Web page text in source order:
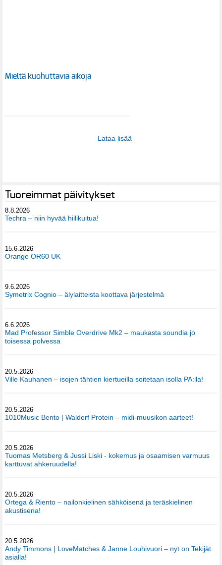
Mieltä kuohuttavia aikoja
Lataa lisää
Tuoreimmat päivitykset
8.8.2026
Techra – niin hyvää hiilikuitua!
15.6.2026
Orange OR60 UK
9.6.2026
Symetrix Cognio – älylaitteista koottava järjestelmä
6.6.2026
Mad Professor Simble Overdrive Mk2 – maukasta soundia jo
toisessa polvessa
20.5.2026
Ville Kauhanen – isojen tähtien kiertueilla soitetaan isolla PA:lla!
20.5.2026
1010Music Bento | Waldorf Protein – midi-muusikon aarteet!
20.5.2026
Tuomas Metsberg & Jussi Liski - kokemus ja osaamisen varmuus
karttuvat ahkeruudella!
20.5.2026
Ortega & Riento – nailonkielinen sähköisenä ja teräskielinen
akustisena!
20.5.2026
Andy Timmons | LoveMatches & Janne Louhivuori – nyt on Tekijät
asialla!